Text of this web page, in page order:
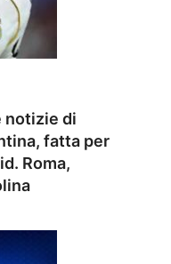
notizie di
fatta per
Roma,